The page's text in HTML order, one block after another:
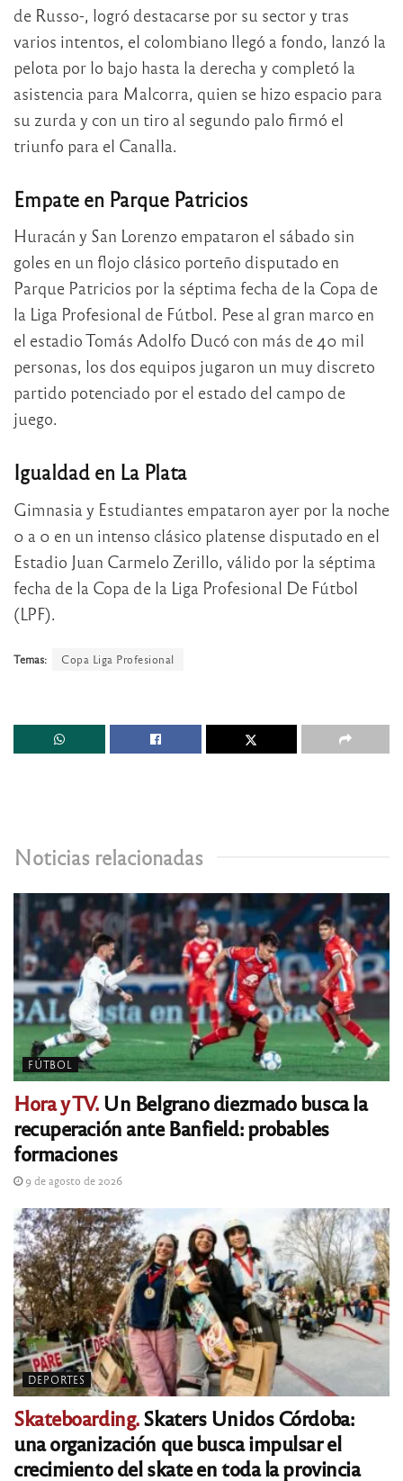
de Russo-, logró destacarse por su sector y tras
varios intentos, el colombiano llegó a fondo, lanzó la
pelota por lo bajo hasta la derecha y completó la
asistencia para Malcorra, quien se hizo espacio para
su zurda y con un tiro al segundo palo firmó el
triunfo para el Canalla.
Empate en Parque Patricios
Huracán y San Lorenzo empataron el sábado sin
goles en un flojo clásico porteño disputado en
Parque Patricios por la séptima fecha de la Copa de
la Liga Profesional de Fútbol. Pese al gran marco en
el estadio Tomás Adolfo Ducó con más de 40 mil
personas, los dos equipos jugaron un muy discreto
partido potenciado por el estado del campo de
juego.
Igualdad en La Plata
Gimnasia y Estudiantes empataron ayer por la noche
0 a 0 en un intenso clásico platense disputado en el
Estadio Juan Carmelo Zerillo, válido por la séptima
fecha de la Copa de la Liga Profesional De Fútbol
(LPF).
Temas: Copa Liga Profesional
Noticias relacionadas
FÚTBOL
Hora y TV.Un Belgrano diezmado busca la
recuperación ante Banfield: probables
formaciones
9 de agosto de 2026
DEPORTES
Skateboarding.Skaters Unidos Córdoba:
una organización que busca impulsar el
crecimiento del skate en toda la provincia